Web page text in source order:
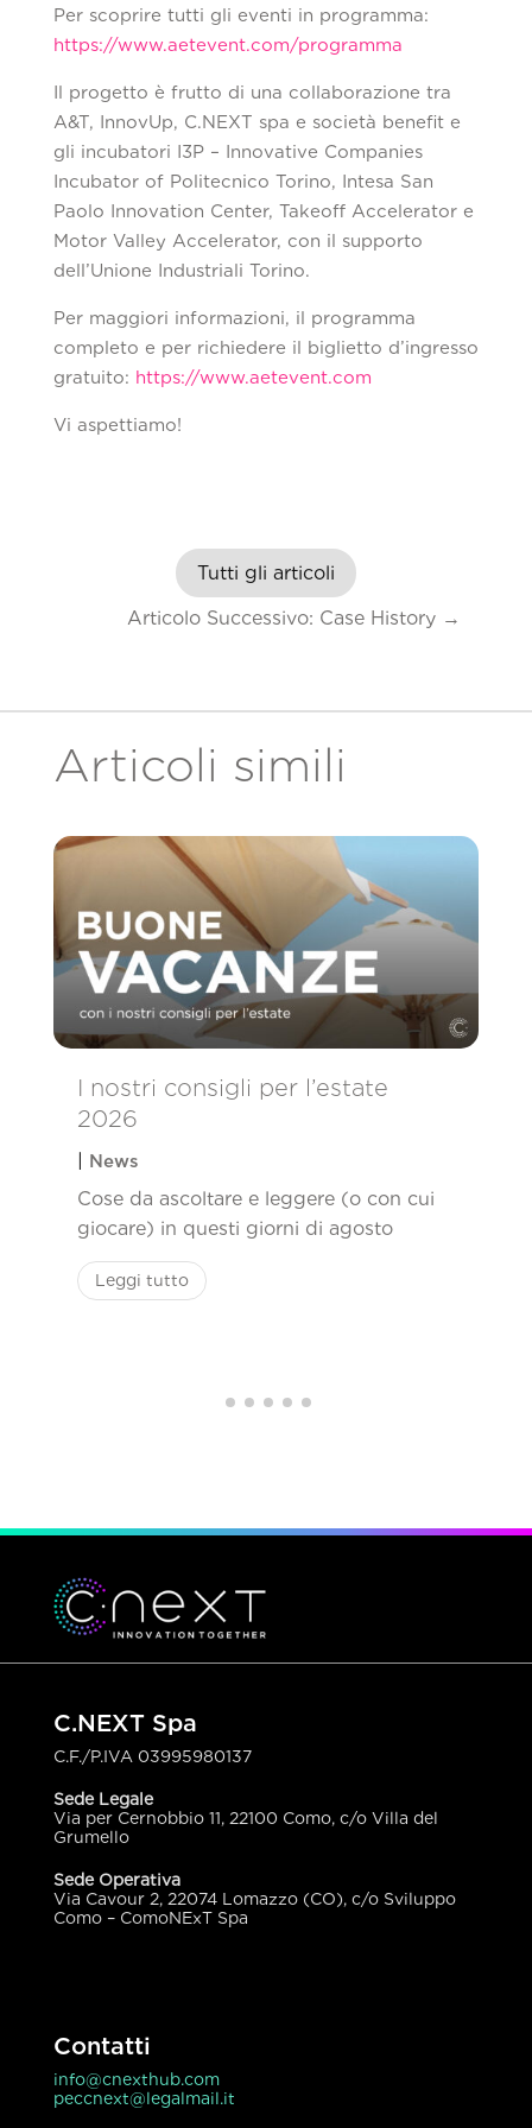
Per scoprire tutti gli eventi in programma:
https://www.aetevent.com/programma
Il progetto è frutto di una collaborazione tra
A&T, InnovUp, C.NEXT spa e società benefit e
gli incubatori I3P – Innovative Companies
Incubator of Politecnico Torino, Intesa San
Paolo Innovation Center, Takeoff Accelerator e
Motor Valley Accelerator, con il supporto
dell’Unione Industriali Torino.
Per maggiori informazioni, il programma
completo e per richiedere il biglietto d’ingresso
gratuito: https://www.aetevent.com
Vi aspettiamo!
Tutti gli articoli
Articolo Successivo: Case History →
Articoli simili
I nostri consigli per l’estate
2026
| News
Cose da ascoltare e leggere (o con cui
giocare) in questi giorni di agosto
Leggi tutto
C.NEXT Spa
C.F./P.IVA 03995980137
Sede Legale
Via per Cernobbio 11, 22100 Como, c/o Villa del
Grumello
Sede Operativa
Via Cavour 2, 22074 Lomazzo (CO), c/o Sviluppo
Como – ComoNExT Spa
Contatti
info@cnexthub.com
peccnext@legalmail.it